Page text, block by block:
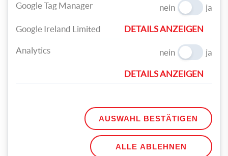
Fertig sind die festlichen Karten, die abgestimmt auf das
Geschenkpapier, besonders gut unter dem Weihnachtsbaum zur
Google Tag Manager nein ja
Google Ireland Limited DETAILS ANZEIGEN
Analytics nein ja
DETAILS ANZEIGEN
AUSWAHL BESTÄTIGEN
ALLE ABLEHNEN